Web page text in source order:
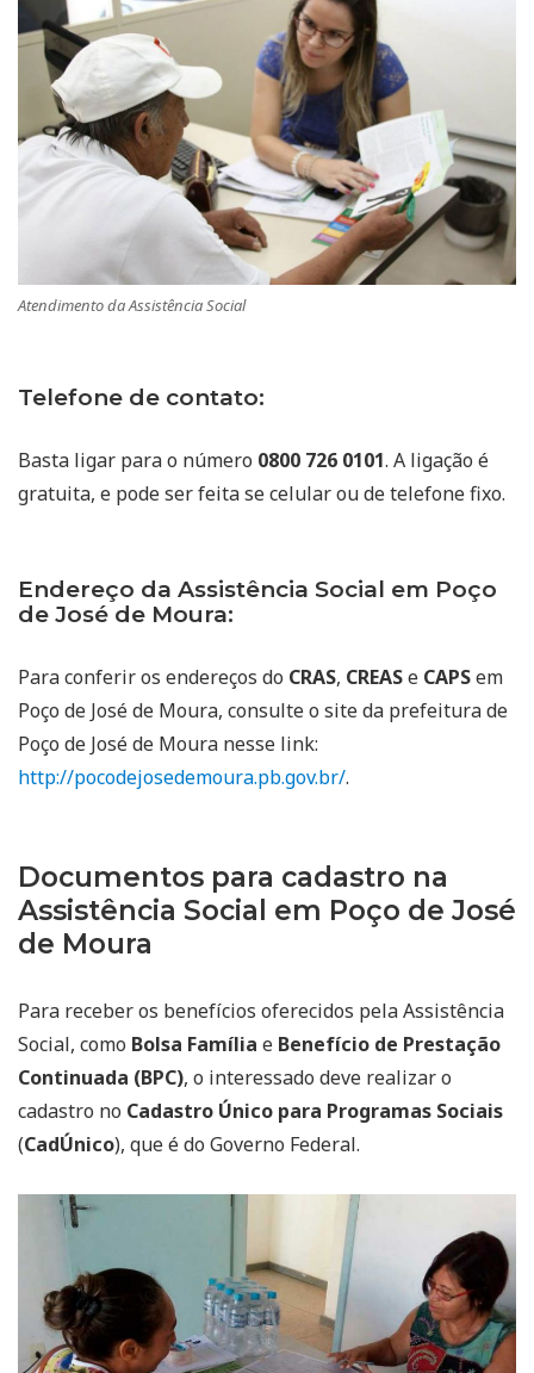
Atendimento da Assistência Social
Telefone de contato:
Basta ligar para o número 0800 726 0101. A ligação é
gratuita, e pode ser feita se celular ou de telefone fixo.
Endereço da Assistência Social em Poço
de José de Moura:
Para conferir os endereços do CRAS, CREASe CAPSem
Poço de José de Moura, consulte o site da prefeitura de
Poço de José de Moura nesse link:
http://pocodejosedemoura.pb.gov.br/.
Documentos para cadastro na
Assistência Social em Poço de José
de Moura
Para receber os benefícios oferecidos pela Assistência
Social, como Bolsa Família e Benefício de Prestação
Continuada (BPC), o interessado deve realizar o
cadastro no Cadastro Único para Programas Sociais
(CadÚnico), que é do Governo Federal.